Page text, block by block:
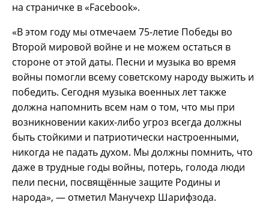
на страничке в «Facebook».
«В этом году мы отмечаем 75-летие Победы во
Второй мировой войне и не можем остаться в
стороне от этой даты. Песни и музыка во время
войны помогли всему советскому народу выжить и
победить. Сегодня музыка военных лет также
должна напомнить всем нам о том, что мы при
возникновении каких-либо угроз всегда должны
быть стойкими и патриотически настроенными,
никогда не падать духом. Мы должны помнить, что
даже в трудные годы войны, потерь, голода люди
пели песни, посвящённые защите Родины и
народа», — отметил Манучехр Шарифзода.